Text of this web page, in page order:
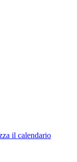
il calendario